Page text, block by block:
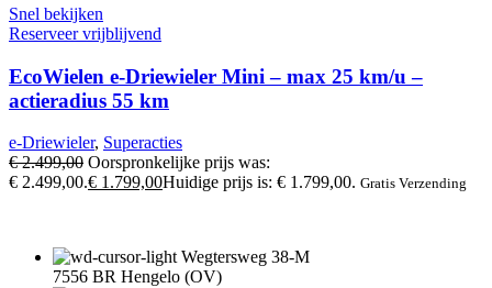
Snel bekijken
Reserveer vrijblijvend
EcoWielen e-Driewieler Mini – max 25 km/u –
actieradius 55 km
e-Driewieler, Superacties
€2.499,00 Oorspronkelijke prijs was:
€ 2.499,00.€ 1.799,00Huidige prijs is: € 1.799,00. Gratis Verzending
Wegtersweg 38-M
7556 BR Hengelo (OV)